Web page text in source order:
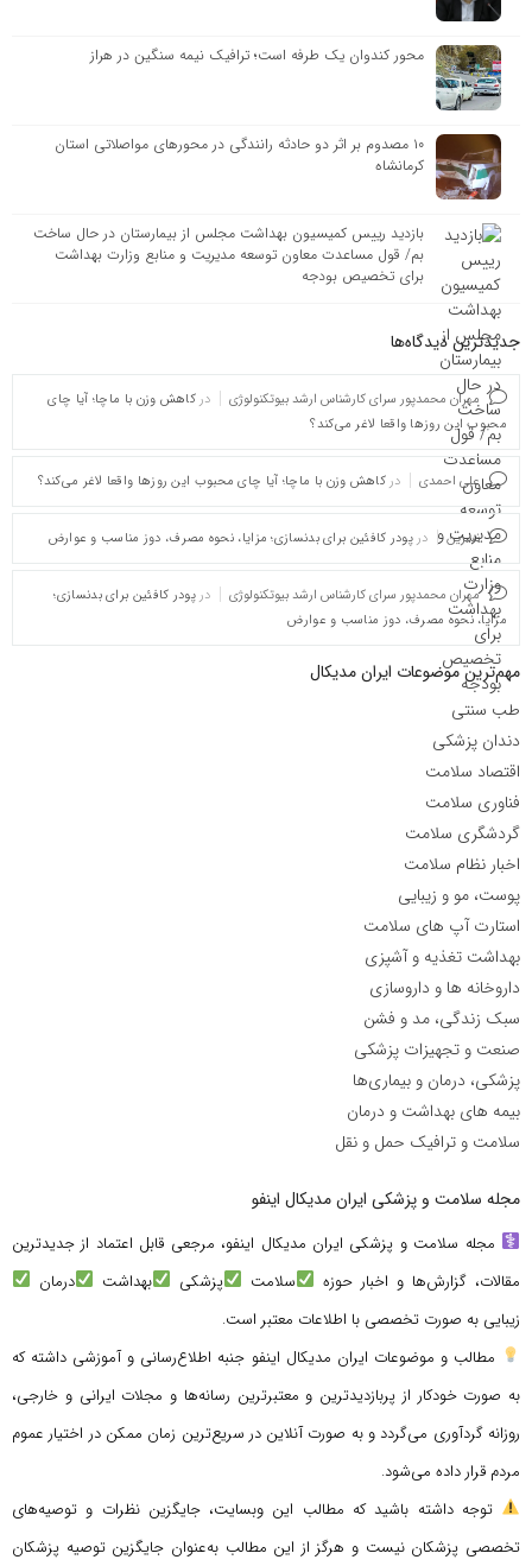
محور کندوان یک طرفه است؛ ترافیک نیمه سنگین در هراز
۱۰ مصدوم بر اثر دو حادثه رانندگی در محورهای مواصلاتی استان
کرمانشاه
بازدید رییس کمیسیون بهداشت مجلس از بیمارستان در حال ساخت
بم/ قول مساعدت معاون توسعه مدیریت و منابع وزارت بهداشت
برای تخصیص بودجه
جدیدترین دیدگاه‌‌ها
مهران محمدپور سرای کارشناس ارشد بیوتکنولوژی در کاهش وزن با ماچا؛ آیا چای
محبوب این روزها واقعا لاغر می‌کند؟
علی احمدی در کاهش وزن با ماچا؛ آیا چای محبوب این روزها واقعا لاغر می‌کند؟
نسرین در پودر کافئین برای بدنسازی؛ مزایا، نحوه مصرف، دوز مناسب و عوارض
مهران محمدپور سرای کارشناس ارشد بیوتکنولوژی در پودر کافئین برای بدنسازی؛
مزایا، نحوه مصرف، دوز مناسب و عوارض
مهم‌ترین موضوعات ایران مدیکال
طب سنتی
دندان پزشکی
اقتصاد سلامت
فناوری سلامت
گردشگری سلامت
اخبار نظام سلامت
پوست، مو و زیبایی
استارت آپ های سلامت
بهداشت تغذیه و آشپزی
داروخانه ها و داروسازی
سبک زندگی، مد و فشن
صنعت و تجهیزات پزشکی
پزشکی، درمان و بیماری‌ها
بیمه های بهداشت و درمان
سلامت و ترافیک حمل و نقل
مجله سلامت و پزشکی ایران مدیکال اینفو
مجله سلامت و پزشکی ایران مدیکال اینفو، مرجعی قابل اعتماد از جدیدترین
مقالات، گزارش‌ها و اخبار حوزه
سلامت پزشکی بهداشت
درمان
زیبایی به صورت تخصصی با اطلاعات معتبر است.
مطالب و موضوعات ایران مدیکال اینفو جنبه اطلاع‌رسانی و آموزشی داشته که
به صورت خودکار از پربازدیدترین و معتبرترین رسانه‌ها و مجلات ایرانی و خارجی،
روزانه گردآوری می‌گردد و به صورت آنلاین در سریع‌ترین زمان ممکن در اختیار عموم
مردم قرار داده می‌شود.
توجه داشته باشید که مطالب این وبسایت، جایگزین نظرات و توصیه‌های
تخصصی پزشکان نیست و هرگز از این مطالب به‌عنوان جایگزین توصیه پزشکان